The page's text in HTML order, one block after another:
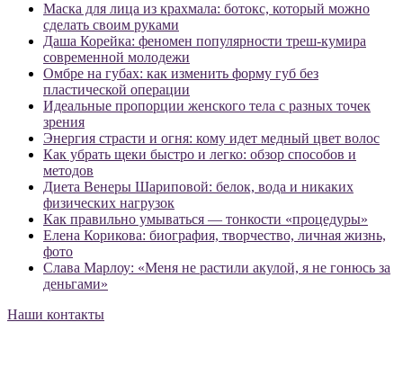
Маска для лица из крахмала: ботокс, который можно
сделать своим руками
Даша Корейка: феномен популярности треш-кумира
современной молодежи
Омбре на губах: как изменить форму губ без
пластической операции
Идеальные пропорции женского тела с разных точек
зрения
Энергия страсти и огня: кому идет медный цвет волос
Как убрать щеки быстро и легко: обзор способов и
методов
Диета Венеры Шариповой: белок, вода и никаких
физических нагрузок
Как правильно умываться — тонкости «процедуры»
Елена Корикова: биография, творчество, личная жизнь,
фото
Слава Марлоу: «Меня не растили акулой, я не гонюсь за
деньгами»
Наши контакты